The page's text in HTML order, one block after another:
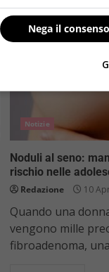
Notizie
Noduli al seno:
rischio nelle
Redazione 10
Quando una
vengono mille
fibroadenoma,
Nega il consenso